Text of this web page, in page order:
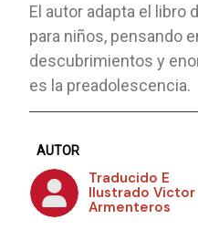
El autor adapta el libro
para niños, pensando
descubrimientos y
es la preadolescencia.
AUTOR
Traducido E
Ilustrado Victor
Armenteros